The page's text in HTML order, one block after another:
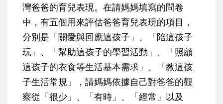
灣爸爸的育兒表現。在請媽媽填寫的問卷
中，有五個用來評估爸爸育兒表現的項目，
分別是「關愛與回應這孩子」、「陪這孩子
玩」、「幫助這孩子的學習活動」、「照顧
這孩子的衣食等生活基本需求」、「教這孩
子生活常規」，請媽媽依據自己對爸爸的觀
察從「很少」、「有時」、「經常」以及